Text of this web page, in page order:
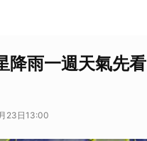
降雨一週天氣先看
23日13:00